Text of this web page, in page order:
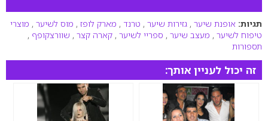
תגיות: אופנת שיער , גזירות שיער , טרנד , מארק לופז , מוס לשיער , מוצרי
טיפוח לשיער , מעצב שיער , ספריי לשיער , קארה קצר , שוורצקופף ,
תספורות
זה יכול לעניין אותך: